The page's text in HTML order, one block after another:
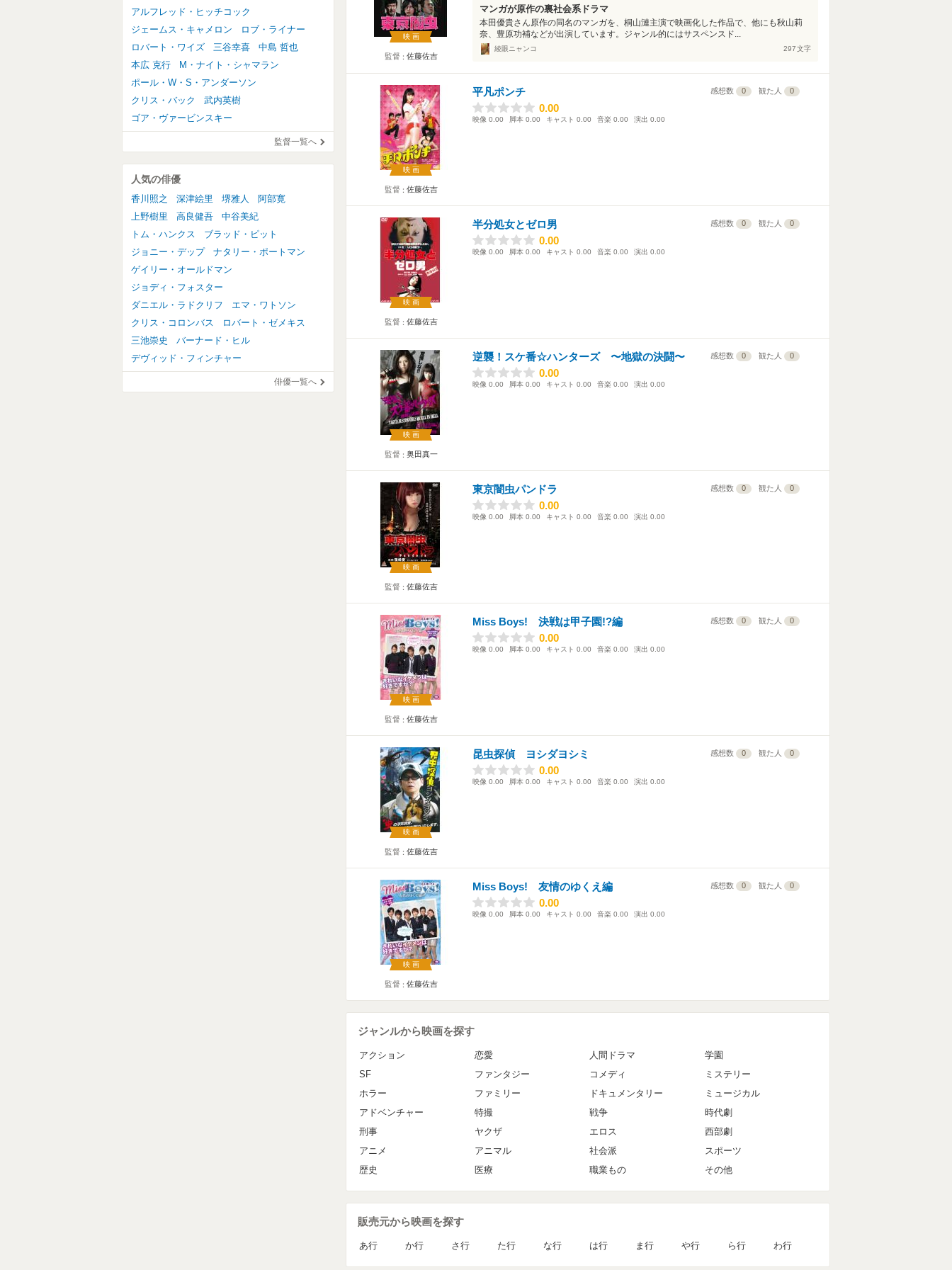
映画
監督 佐藤佐吉
マンガが原作の裏社会系ドラマ
本田優貴さん原作の同名のマンガを、桐山漣主演で映画化した作品で、他にも秋山莉
奈、豊原功補などが出演しています。ジャンル的にはサスペンスド...
綾眼ニャンコ 297文字
映画
監督 佐藤佐吉
平凡ポンチ 感想数 0 観た人 0
0.00
0.00
映像 0.00 脚本 0.00 キャスト 0.00 音楽 0.00 演出 0.00
映画
監督 佐藤佐吉
半分処女とゼロ男 感想数 0 観た人 0
0.00
0.00
映像 0.00 脚本 0.00 キャスト 0.00 音楽 0.00 演出 0.00
映画
監督 奥田真一
逆襲！スケ番☆ハンターズ 〜地獄の決闘〜 感想数 0 観た人 0
0.00
0.00
映像 0.00 脚本 0.00 キャスト 0.00 音楽 0.00 演出 0.00
映画
監督 佐藤佐吉
東京闇虫パンドラ 感想数 0 観た人 0
0.00
0.00
映像 0.00 脚本 0.00 キャスト 0.00 音楽 0.00 演出 0.00
映画
監督 佐藤佐吉
Miss Boys! 決戦は甲子園!?編 感想数 0 観た人 0
0.00
0.00
映像 0.00 脚本 0.00 キャスト 0.00 音楽 0.00 演出 0.00
映画
監督 佐藤佐吉
昆虫探偵 ヨシダヨシミ 感想数 0 観た人 0
0.00
0.00
映像 0.00 脚本 0.00 キャスト 0.00 音楽 0.00 演出 0.00
映画
監督 佐藤佐吉
Miss Boys! 友情のゆくえ編 感想数 0 観た人 0
0.00
0.00
映像 0.00 脚本 0.00 キャスト 0.00 音楽 0.00 演出 0.00
ジャンルから映画を探す
アクション 恋愛 人間ドラマ
学園
SF
ファンタジー コメディ
ミステリー
ホラー
ファミリー ドキュメンタリー
ミュージカル
アドベンチャー
特撮 戦争
時代劇
刑事
ヤクザ エロス
西部劇
アニメ
アニマル 社会派
スポーツ
歴史
医療 職業もの その他
販売元から映画を探す
あ行 か行 さ行 た行 な行 は行 ま行 や行 ら行 わ行
アルフレッド・ヒッチコック
ジェームス・キャメロン
ロブ・ライナー
ロバート・ワイズ
三谷幸喜
中島 哲也
本広 克行
M・ナイト・シャマラン
ポール・W・S・アンダーソン
クリス・バック
武内英樹
ゴア・ヴァービンスキー
監督一覧へ
人気の俳優
香川照之 深津絵里 堺雅人
阿部寛
上野樹里
高良健吾
中谷美紀
トム・ハンクス
ブラッド・ピット
ジョニー・デップ
ナタリー・ポートマン
ゲイリー・オールドマン
ジョディ・フォスター
ダニエル・ラドクリフ
エマ・ワトソン
クリス・コロンバス
ロバート・ゼメキス
三池崇史
バーナード・ヒル
デヴィッド・フィンチャー
俳優一覧へ